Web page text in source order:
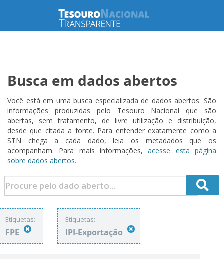
Busca em dados abertos
Você está em uma busca especializada de dados abertos. São
informações produzidas pelo Tesouro Nacional que são
abertas, sem tratamento, de livre utilização e distribuição,
desde que citada a fonte. Para entender exatamente como a
STN chega a cada dado, leia os metadados que os
acompanham. Para mais informações,acesse esta página
sobre dados abertos.
Etiquetas:
FPE
Etiquetas:
IPI-Exportação